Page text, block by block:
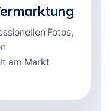
Fotos,
am Markt